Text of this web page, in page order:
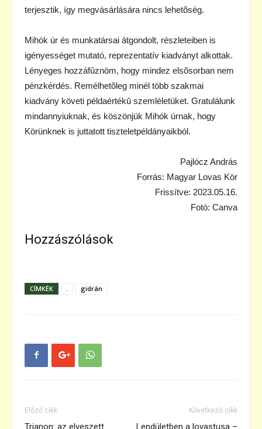
terjesztik, így megvásárlására nincs lehetõség.
Mihók úr és munkatársai átgondolt, részleteiben is
igényességet mutató, reprezentatív kiadványt alkottak.
Lényeges hozzáfûznöm, hogy mindez elsõsorban nem
pénzkérdés. Remélhetõleg minél több szakmai
kiadvány követi példaértékû szemléletüket. Gratulálunk
mindannyiuknak, és köszönjük Mihók úrnak, hogy
Körünknek is juttatott tiszteletpéldányaikból.
Pajlócz András
Forrás: Magyar Lovas Kör
Frissítve: 2023.05.16.
Fotó: Canva
Hozzászólások
CÍMKÉK gidrán
Előző cikk
Trianon: az elveszett
Következő cikk
Lendületben a lovastusa –